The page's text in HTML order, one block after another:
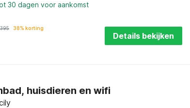
30 dagen voor aankomst
395 38% korting
Details bekijken
huisdieren en wifi